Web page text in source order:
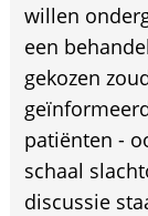
willen
een
gekozen
patiënten -
schaal
discussie